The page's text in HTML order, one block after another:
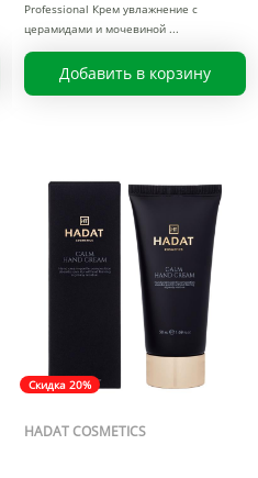
Professional Крем увлажнение с
церамидами и мочевиной
Добавить в корзину
Скидка 20%
HADAT COSMETICS